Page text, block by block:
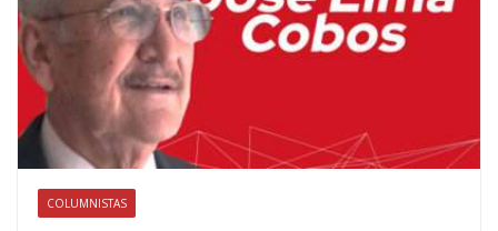
COLUMNISTAS